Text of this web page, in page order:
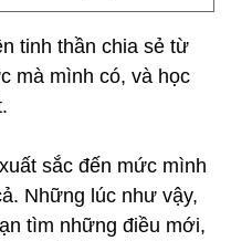
tinh thần chia sẻ từ
mà mình có, và học
sắc đến mức mình
Những lúc như vậy,
tìm những điều mới,